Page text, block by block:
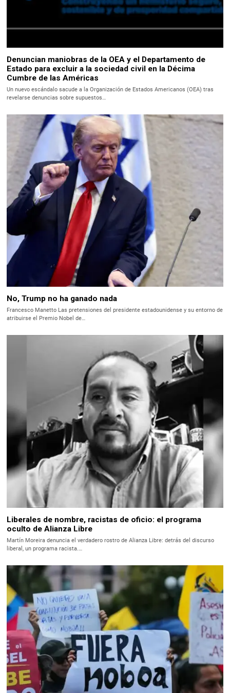
Denuncian maniobras de la OEA y el Departamento de
Estado para excluir a la sociedad civil en la Décima
Cumbre de las Américas
Un nuevo escándalo sacude a la Organización de Estados Americanos (OEA) tras
revelarse denuncias sobre supuestos…
No, Trump no ha ganado nada
Francesco Manetto Las pretensiones del presidente estadounidense y su entorno de
atribuirse el Premio Nobel de…
Liberales de nombre, racistas de oficio: el programa
oculto de Alianza Libre
Martín Moreira denuncia el verdadero rostro de Alianza Libre: detrás del discurso
liberal, un programa racista.…